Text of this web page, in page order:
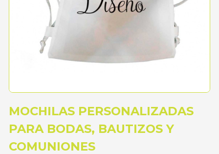
MOCHILAS PERSONALIZADAS
PARA BODAS, BAUTIZOS Y
COMUNIONES